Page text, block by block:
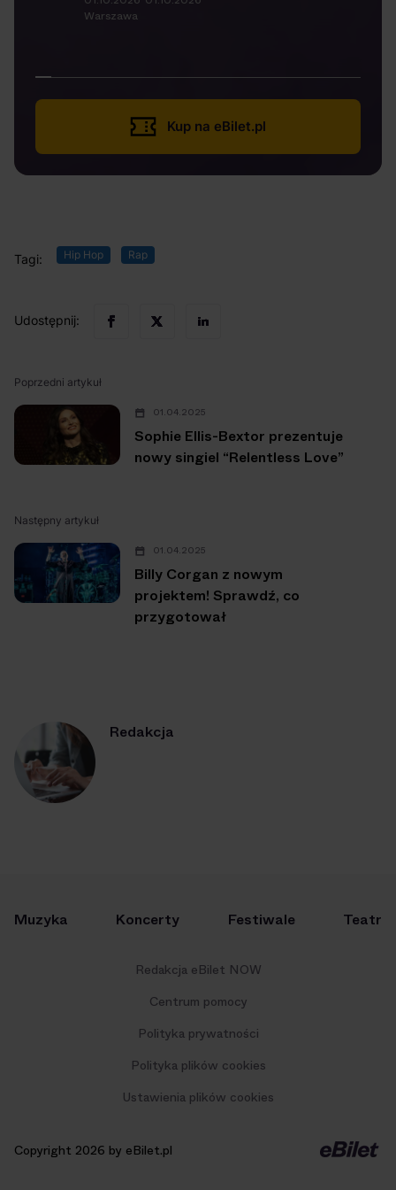
Warszawa
Kup na eBilet.pl
Tagi: Hip Hop Rap
Udostępnij:
Poprzedni artykuł
01.04.2025
Sophie Ellis-Bextor prezentuje
nowy singiel “Relentless Love”
Następny artykuł
01.04.2025
Billy Corgan z nowym
projektem! Sprawdź, co
przygotował
Redakcja
Muzyka Koncerty Festiwale Teatr
Redakcja eBilet NOW
Centrum pomocy
Polityka prywatności
Polityka plików cookies
Ustawienia plików cookies
Copyright 2026 by eBilet.pl